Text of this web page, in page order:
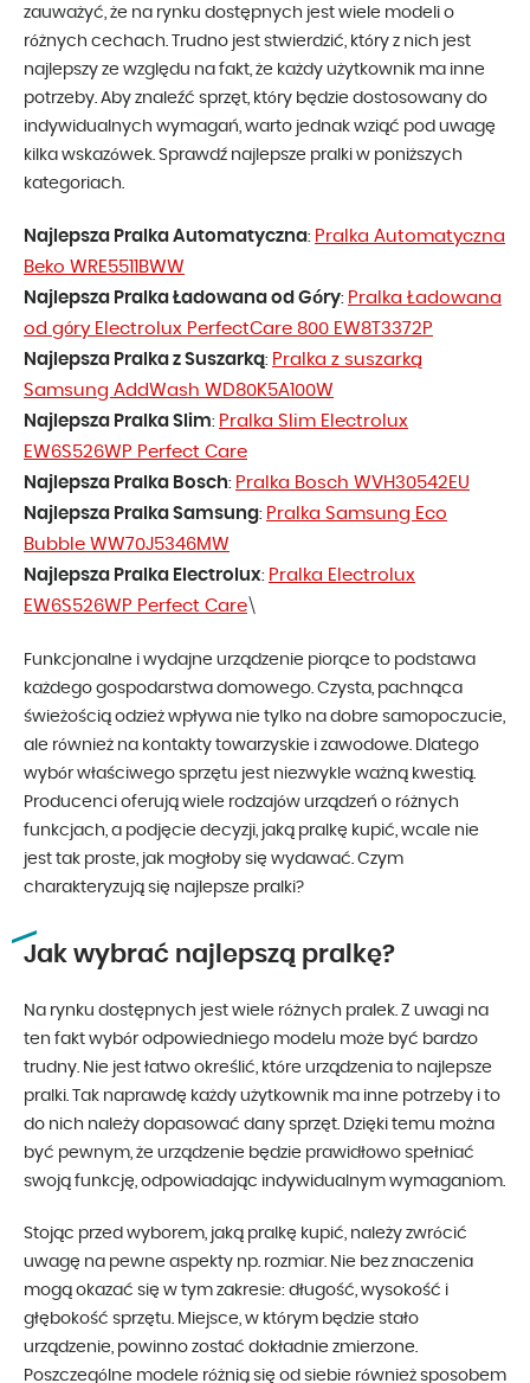
zauważyć, że na rynku dostępnych jest wiele modeli o
różnych cechach. Trudno jest stwierdzić, który z nich jest
najlepszy ze względu na fakt, że każdy użytkownik ma inne
potrzeby. Aby znaleźć sprzęt, który będzie dostosowany do
indywidualnych wymagań, warto jednak wziąć pod uwagę
kilka wskazówek. Sprawdź najlepsze pralki w poniższych
kategoriach.
Najlepsza Pralka Automatyczna: Pralka Automatyczna
Beko WRE5511BWW
Najlepsza Pralka Ładowana od Góry: Pralka Ładowana
od góry Electrolux PerfectCare 800 EW8T3372P
Najlepsza Pralka z Suszarką: Pralka z suszarką
Samsung AddWash WD80K5A100W
Najlepsza Pralka Slim: Pralka Slim Electrolux
EW6S526WP Perfect Care
Najlepsza Pralka Bosch: Pralka Bosch WVH30542EU
Najlepsza Pralka Samsung: Pralka Samsung Eco
Bubble WW70J5346MW
Najlepsza Pralka Electrolux: Pralka Electrolux
EW6S526WP Perfect Care\
Funkcjonalne i wydajne urządzenie piorące to podstawa
każdego gospodarstwa domowego. Czysta, pachnąca
świeżością odzież wpływa nie tylko na dobre samopoczucie,
ale również na kontakty towarzyskie i zawodowe. Dlatego
wybór właściwego sprzętu jest niezwykle ważną kwestią.
Producenci oferują wiele rodzajów urządzeń o różnych
funkcjach, a podjęcie decyzji, jaką pralkę kupić, wcale nie
jest tak proste, jak mogłoby się wydawać. Czym
charakteryzują się najlepsze pralki?
Jak wybrać najlepszą pralkę?
Na rynku dostępnych jest wiele różnych pralek. Z uwagi na
ten fakt wybór odpowiedniego modelu może być bardzo
trudny. Nie jest łatwo określić, które urządzenia to najlepsze
pralki. Tak naprawdę każdy użytkownik ma inne potrzeby i to
do nich należy dopasować dany sprzęt. Dzięki temu można
być pewnym, że urządzenie będzie prawidłowo spełniać
swoją funkcję, odpowiadając indywidualnym wymaganiom.
Stojąc przed wyborem, jaką pralkę kupić, należy zwrócić
uwagę na pewne aspekty np. rozmiar. Nie bez znaczenia
mogą okazać się w tym zakresie: długość, wysokość i
głębokość sprzętu. Miejsce, w którym będzie stało
urządzenie, powinno zostać dokładnie zmierzone.
Poszczególne modele różnią się od siebie również sposobem